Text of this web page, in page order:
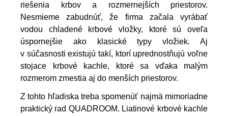
riešenia krbov a rozmernejších priestorov.
Nesmieme zabudnúť, že firma začala vyrábať
vodou chladené krbové vložky, ktoré sú oveľa
úspornejšie ako klasické typy vložiek. Aj
v súčasnosti existujú takí, ktorí uprednostňujú voľne
stojace krbové kachle, ktoré sa vďaka malým
rozmerom zmestia aj do menších priestorov.
Z tohto hľadiska treba spomenúť najmä mimoriadne
praktický rad QUADROOM. Liatinové krbové kachle